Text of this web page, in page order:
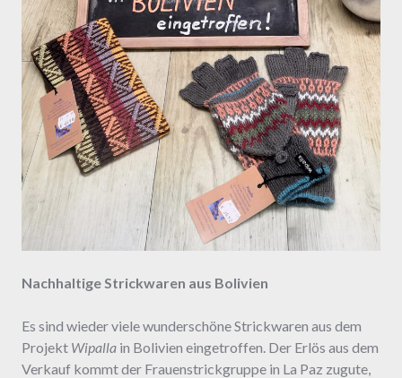
Nachhaltige Strickwaren aus Bolivien
Es sind wieder viele wunderschöne Strickwaren aus dem
Projekt Wipalla in Bolivien eingetroffen. Der Erlös aus dem
Verkauf kommt der Frauenstrickgruppe in La Paz zugute,